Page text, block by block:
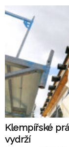
Klempířské
vydrží